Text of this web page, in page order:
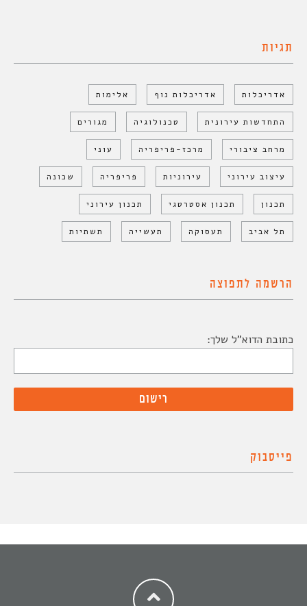
תגיות
אדריכלות אדריכלות נוף אלימות
התחדשות עירונית טכנולוגיה מגורים
מרחב ציבורי מרכז-פריפריה עוני
עיצוב עירוני עירוניות פריפריה שכונה
תכנון תכנון אסטרטגי תכנון עירוני
תל אביב תעסוקה תעשייה תשתיות
הרשמה לתפוצה
כתובת הדוא"ל שלך:
פייסבוק